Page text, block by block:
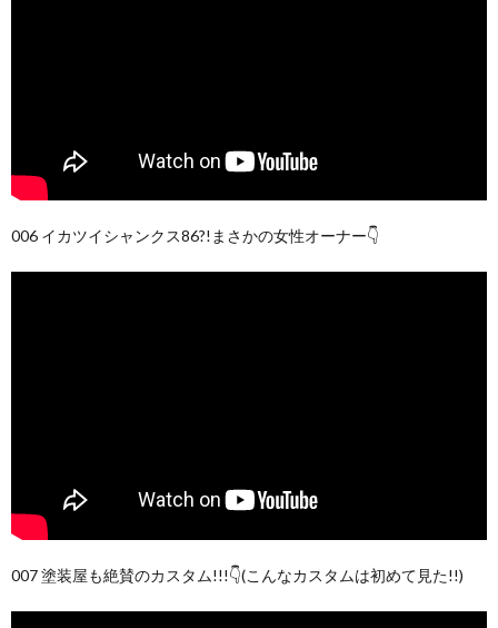
006 イカツイシャンクス86?!まさかの女性オーナー👇
007 塗装屋も絶賛のカスタム!!!👇(こんなカスタムは初めて見た!!)